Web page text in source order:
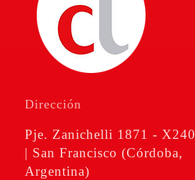
Dirección
Pje. Zanichelli 1871 -
| San Francisco (Córdoba,
Argentina)